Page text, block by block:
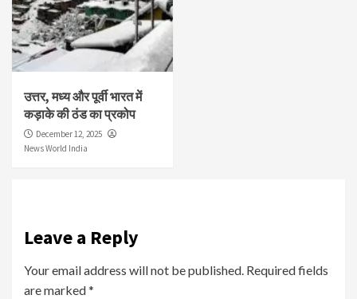
उत्तर, मध्य और पूर्वी भारत में
कड़ाके की ठंड का प्रकोप
December 12, 2025
News World India
Leave a Reply
Your email address will not be published. Required fields
are marked*